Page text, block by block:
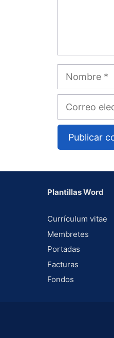
Correo
t
r
n
a
Plantillas Word
Currículum vitae
Membretes
Portadas
Facturas
Fondos